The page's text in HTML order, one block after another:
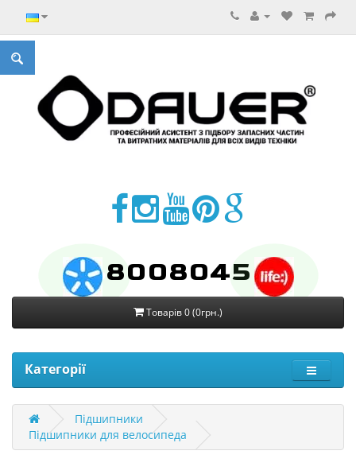
8008045
Товарів 0 (0грн.)
Категорії
Підшипники
Підшипники для велосипеда